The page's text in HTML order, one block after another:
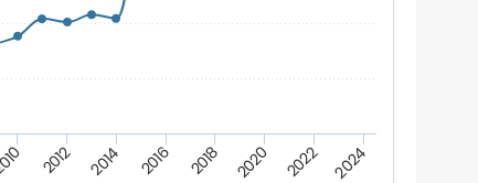
2012 2014 2016 2018 2020 2022 2024